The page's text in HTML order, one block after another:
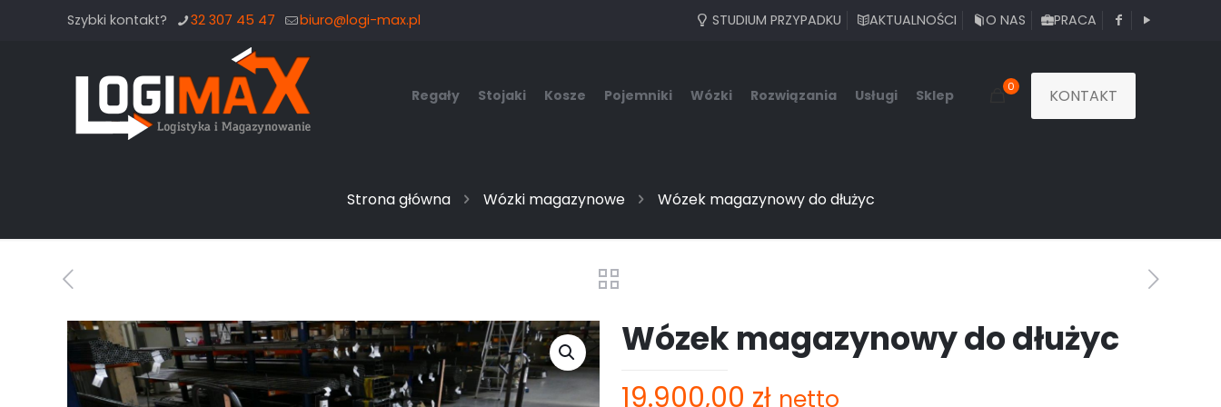
Szybki kontakt? 32 307 45 47 biuro@logi-max.pl STUDIUM PRZYPADKU AKTUALNOŚCI O NAS PRACA
Regały Stojaki Kosze Pojemniki Wózki Rozwiązania Usługi Sklep 0 KONTAKT
Strona główna Wózki magazynowe Wózek magazynowy do dłużyc
Wózek magazynowy do dłużyc
19.900,00 zł netto